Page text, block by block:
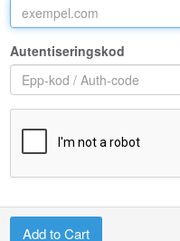
Autentiseringskod
Add to Cart